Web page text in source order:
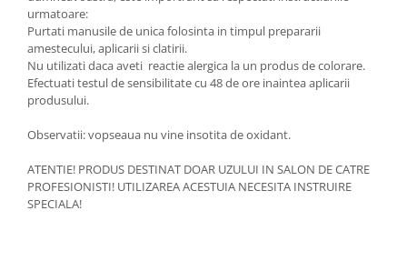
urmatoare:
Purtati manusile de unica folosinta in timpul prepararii
amestecului, aplicarii si clatirii.
Nu utilizati daca aveti reactie alergica la un produs de colorare.
Efectuati testul de sensibilitate cu 48 de ore inaintea aplicarii
produsului.
Observatii: vopseaua nu vine insotita de oxidant.
ATENTIE! PRODUS DESTINAT DOAR UZULUI IN SALON DE CATRE
PROFESIONISTI! UTILIZAREA ACESTUIA NECESITA INSTRUIRE
SPECIALA!